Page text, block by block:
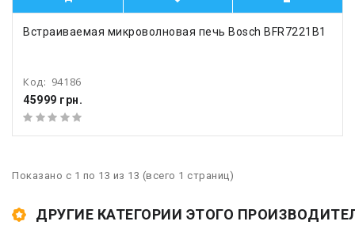
Встраиваемая микроволновая печь Bosch BFR7221B1
Код: 94186
45999 грн.
Показано с 1 по 13 из 13 (всего 1 страниц)
ДРУГИЕ КАТЕГОРИИ ЭТОГО